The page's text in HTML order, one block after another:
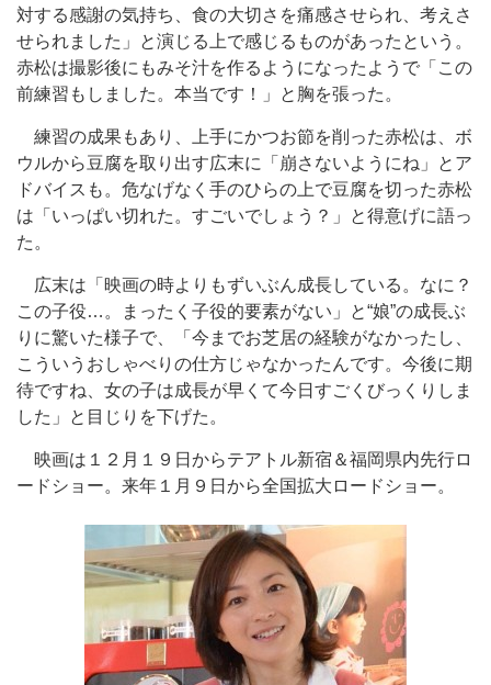
対する感謝の気持ち、食の大切さを痛感させられ、考えさ
せられました」と演じる上で感じるものがあったという。
赤松は撮影後にもみそ汁を作るようになったようで「この
前練習もしました。本当です！」と胸を張った。
練習の成果もあり、上手にかつお節を削った赤松は、ボ
ウルから豆腐を取り出す広末に「崩さないようにね」とア
ドバイスも。危なげなく手のひらの上で豆腐を切った赤松
は「いっぱい切れた。すごいでしょう？」と得意げに語っ
た。
広末は「映画の時よりもずいぶん成長している。なに？
この子役…。まったく子役的要素がない」と“娘”の成長ぶ
りに驚いた様子で、「今までお芝居の経験がなかったし、
こういうおしゃべりの仕方じゃなかったんです。今後に期
待ですね、女の子は成長が早くて今日すごくびっくりしま
した」と目じりを下げた。
映画は１２月１９日からテアトル新宿＆福岡県内先行ロ
ードショー。来年１月９日から全国拡大ロードショー。